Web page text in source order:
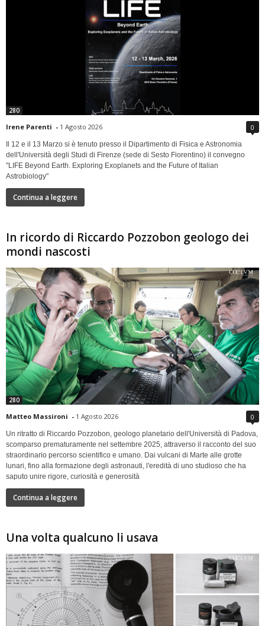
280
Irene Parenti - 1 Agosto 2026 0
Il 12 e il 13 Marzo si è tenuto presso il Dipartimento di Fisica e Astronomia
dell'Università degli Studi di Firenze (sede di Sesto Fiorentino) il convegno
"LIFE Beyond Earth. Exploring Exoplanets and the Future of Italian
Astrobiology"
Continua a leggere
In ricordo di Riccardo Pozzobon geologo dei
mondi nascosti
280
Matteo Massironi - 1 Agosto 2026 0
Un ritratto di Riccardo Pozzobon, geologo planetario dell'Università di Padova,
scomparso prematuramente nel settembre 2025, attraverso il racconto del suo
straordinario percorso scientifico e umano. Dai vulcani di Marte alle grotte
lunari, fino alla formazione degli astronauti, l'eredità di uno studioso che ha
saputo unire rigore, curiosità e generosità
Continua a leggere
Una volta qualcuno li usava